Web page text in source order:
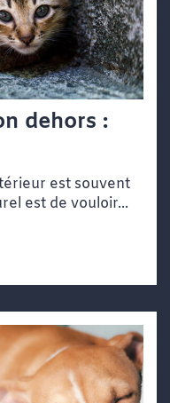
dehors :
est souvent
est de vouloir...